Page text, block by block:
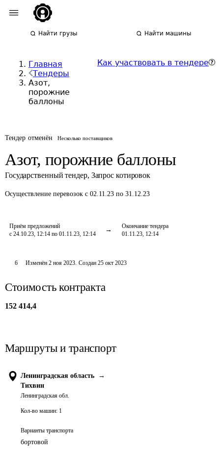
Найти грузы Найти машины
Главная
Тендеры
Азот,
порожние
баллоны
Как участвовать в тендере
Тендер отменён Несколько поставщиков
Азот, порожние баллоны
Государственный тендер, Запрос котировок
Осуществление перевозок с 02.11.23 по 31.12.23
Приём предложений
с 24.10.23, 12:14 по 01.11.23, 12:14
Окончание тендера
01.11.23, 12:14
6 Изменён 2 ноя 2023. Создан 25 окт 2023
Стоимость контракта
152 414,4
Маршруты и транспорт
Ленинградская область
→
Тихвин
Ленинградская обл.
Кол-во машин: 1
Варианты транспорта
бортовой